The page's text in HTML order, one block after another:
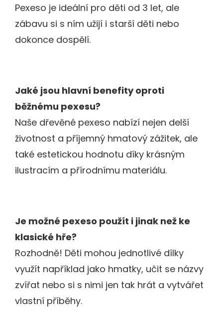
Pexeso je ideální pro děti od 3 let, ale
zábavu si s ním užijí i starší děti nebo
dokonce dospělí.
Jaké jsou hlavní benefity oproti
běžnému pexesu?
Naše dřevěné pexeso nabízí nejen delší
životnost a příjemný hmatový zážitek, ale
také estetickou hodnotu díky krásným
ilustracím a přírodnímu materiálu.
Je možné pexeso použít i jinak než ke
klasické hře?
Rozhodně! Děti mohou jednotlivé dílky
využít například jako hmatky, učit se názvy
zvířat nebo si s nimi jen tak hrát a vytvářet
vlastní příběhy.